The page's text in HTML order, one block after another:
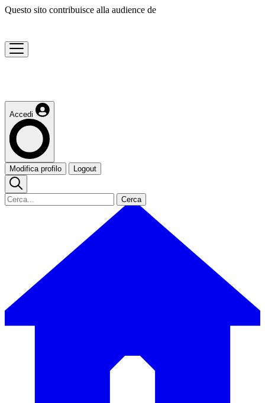
Questo sito contribuisce alla audience de
Accedi
Modifica profilo Logout
Cerca